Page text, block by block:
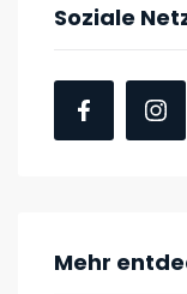
Soziale
Mehr